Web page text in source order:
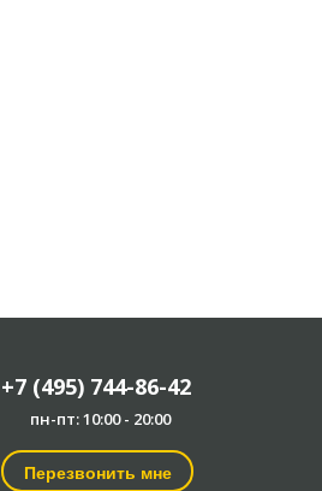
+7 (495) 744-86-42
пн-пт: 10:00 - 20:00
Перезвонить мне